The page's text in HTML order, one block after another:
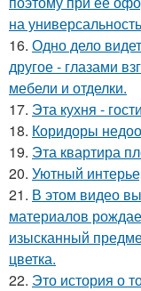
на
16. Одно дело
другое - глазами
мебели и отделки.
17. Эта кухня -
18. Коридоры
19. Эта квартира
20. Уютный
21. В этом видео
материалов
изысканный
цветка.
22. Это история о